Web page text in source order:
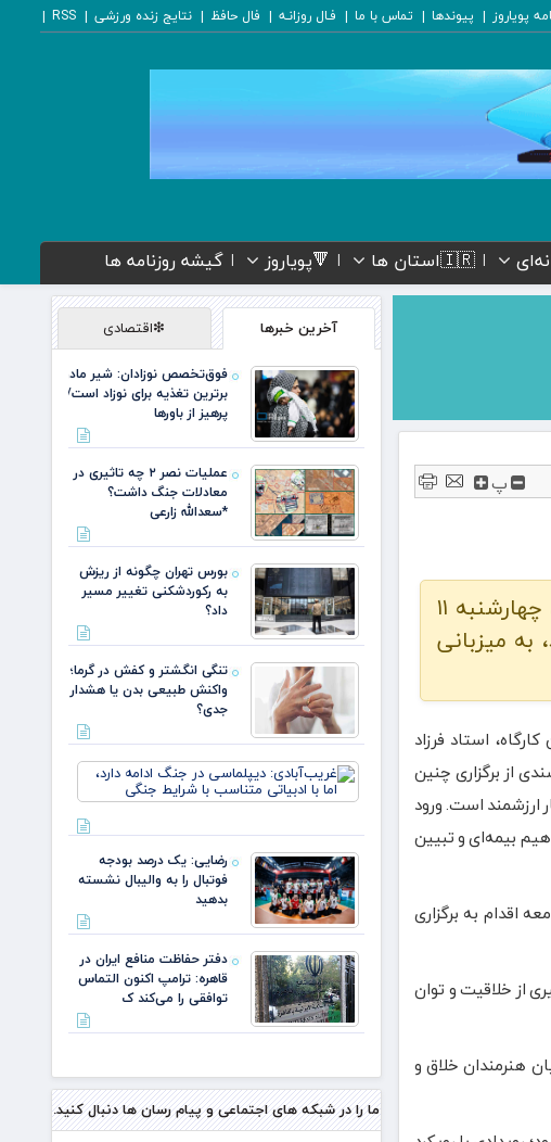
پویاروز پیوندها تماس با ما فـال روزانـه فال حافظ نتایج زنده ورزشی RSS
🇮🇷استان ها 🔻پویاروز گیشه روزنامه ها
پ
پویاروز – نخستین روز از کارگاه تخصصی طراحی پوستر «هنر ایده‌ها در صنعت بیمه» امروز، چهارشنبه ۱۱
به میزبانی
استاد فرزاد
از برگزاری چنین
ارزشمند است. ورود
بیمه‌ای و تبیین
اقدام به برگزاری
از خلاقیت و توان
هنرمندان خلاق و
آخرین خبرها ❇اقتصادی
فوق‌تخصص نوزادان: شیر مادر
برترین تغذیه برای نوزاد است/
پرهیز از باورها
عملیات نصر ۲ چه تاثیری در
معادلات جنگ داشت؟
*سعدالله زارعی
بورس تهران چگونه از ریزش
به رکوردشکنی تغییر مسیر
داد؟
تنگی انگشتر و کفش در گرما؛
واکنش طبیعی بدن یا هشدار
جدی؟
رضایی: یک درصد بودجه
فوتبال را به والیبال نشسته
بدهید
دفتر حفاظت منافع ایران در
قاهره: ترامپ اکنون التماس
توافقی را می‌کند ک
ما را در شبکه های اجتماعی و پیام رسان ها دنبال کنید.